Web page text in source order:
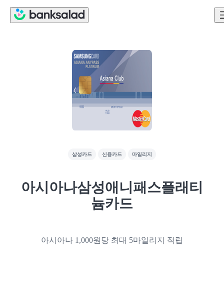
삼성카드 신용카드 마일리지
아시아나삼성애니패스플래티
늄카드
아시아나 1,000원당 최대 5마일리지 적립